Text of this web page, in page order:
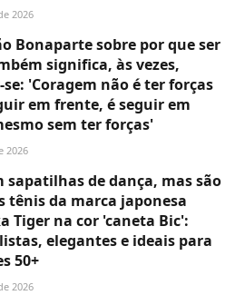
2026
Bonaparte sobre por que ser
significa, às vezes,
'Coragem não é ter forças
em frente, é seguir em
sem ter forças'
2026
sapatilhas de dança, mas são
tênis da marca japonesa
Tiger na cor 'caneta Bic':
elegantes e ideais para
50+
2026